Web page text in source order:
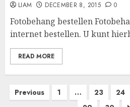
LIAM DECEMBER 8, 2015 0
Fotobehang bestellen
internet bestellen. U kunt
READ MORE
Berichten
Previous 1 … 23 24